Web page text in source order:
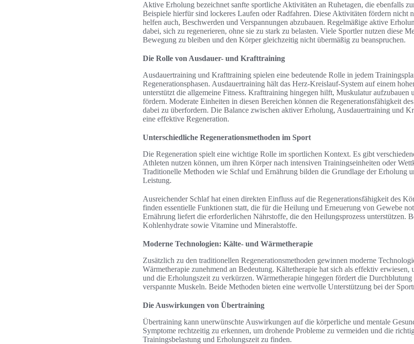
Aktive Erholung bezeichnet sanfte sportliche Aktivitäten an Ruhetagen, die ebenfalls
Beispiele hierfür sind lockeres Laufen oder Radfahren. Diese Aktivitäten fördern nicht
helfen auch, Beschwerden und Verspannungen abzubauen. Regelmäßige aktive
dabei, sich zu regenerieren, ohne sie zu stark zu belasten. Viele Sportler nutzen diese
Bewegung zu bleiben und den Körper gleichzeitig nicht übermäßig zu beanspruchen.
Die Rolle von Ausdauer- und Krafttraining
Ausdauertraining und Krafttraining spielen eine bedeutende Rolle in jedem
Regenerationsphasen. Ausdauertraining hält das Herz-Kreislauf-System auf einem
unterstützt die allgemeine Fitness. Krafttraining hingegen hilft, Muskulatur aufzubauen
fördern. Moderate Einheiten in diesen Bereichen können die Regenerationsfähigkeit
dabei zu überfordern. Die Balance zwischen aktiver Erholung, Ausdauertraining und
eine effektive Regeneration.
Unterschiedliche Regenerationsmethoden im Sport
Die Regeneration spielt eine wichtige Rolle im sportlichen Kontext. Es gibt
Athleten nutzen können, um ihren Körper nach intensiven Trainingseinheiten oder
Traditionelle Methoden wie Schlaf und Ernährung bilden die Grundlage der Erholung
Leistung.
Ausreichender Schlaf hat einen direkten Einfluss auf die Regenerationsfähigkeit des
finden essentielle Funktionen statt, die für die Heilung und Erneuerung von Gewebe
Ernährung liefert die erforderlichen Nährstoffe, die den Heilungsprozess unterstützen.
Kohlenhydrate sowie Vitamine und Mineralstoffe.
Moderne Technologien: Kälte- und Wärmetherapie
Zusätzlich zu den traditionellen Regenerationsmethoden gewinnen moderne
Wärmetherapie zunehmend an Bedeutung. Kältetherapie hat sich als effektiv erwiesen,
und die Erholungszeit zu verkürzen. Wärmetherapie hingegen fördert die
verspannte Muskeln. Beide Methoden bieten eine wertvolle Unterstützung bei der
Die Auswirkungen von Übertraining
Übertraining kann unerwünschte Auswirkungen auf die körperliche und mentale
Symptome rechtzeitig zu erkennen, um drohende Probleme zu vermeiden und die
Trainingsbelastung und Erholungszeit zu finden.